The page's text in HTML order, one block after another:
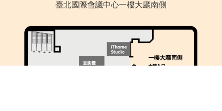
臺北國際會議中心一樓大廳南側